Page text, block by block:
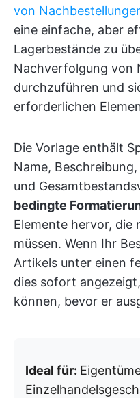
von
eine einfache, aber
Lagerbestände zu
Nachverfolgung von
durchzuführen und
erforderlichen
Die Vorlage enthält
Name,
und
bedingte
Elemente hervor, die
müssen. Wenn Ihr
Artikels unter einen
dies sofort
können, bevor er
Ideal für: